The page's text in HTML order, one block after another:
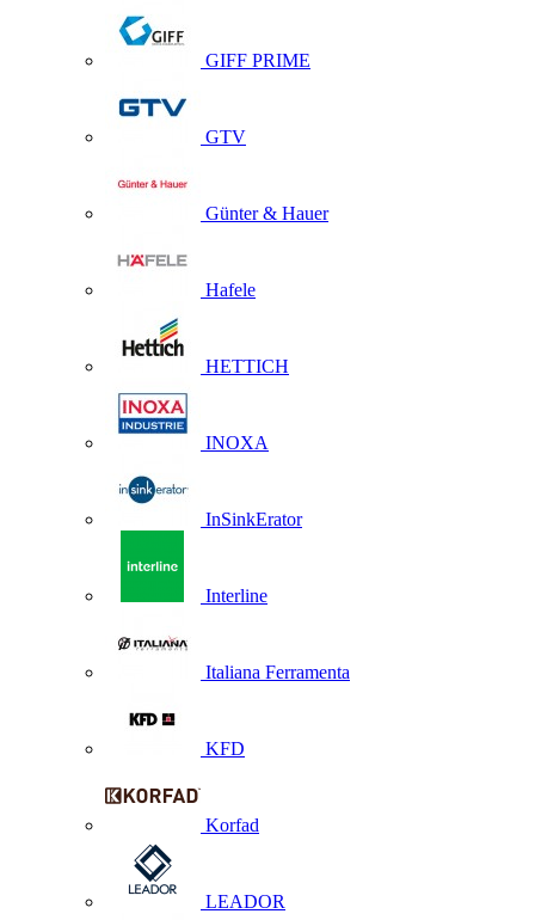
GIFF PRIME
GTV
Günter & Hauer
Hafele
HETTICH
INOXA
InSinkErator
Interline
Italiana Ferramenta
KFD
Korfad
LEADOR